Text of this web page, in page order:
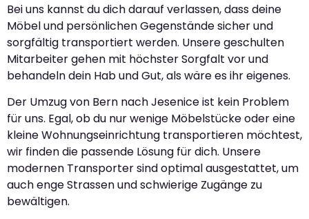
Bei uns kannst du dich darauf verlassen, dass deine
Möbel und persönlichen Gegenstände sicher und
sorgfältig transportiert werden. Unsere geschulten
Mitarbeiter gehen mit höchster Sorgfalt vor und
behandeln dein Hab und Gut, als wäre es ihr eigenes.
Der Umzug von Bern nach Jesenice ist kein Problem
für uns. Egal, ob du nur wenige Möbelstücke oder eine
kleine Wohnungseinrichtung transportieren möchtest,
wir finden die passende Lösung für dich. Unsere
modernen Transporter sind optimal ausgestattet, um
auch enge Strassen und schwierige Zugänge zu
bewältigen.